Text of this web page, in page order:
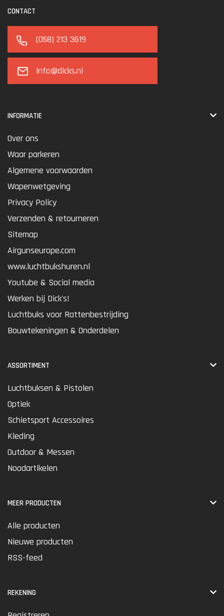
CONTACT
(058) 213 3619
info@dicks.nl
INFORMATIE
Over ons
Waar parkeren
Algemene voorwaarden
Wapenwetgeving
Privacy Policy
Verzenden & retourneren
Sitemap
Airgunseurope.com
www.luchtbukshuren.nl
Youtube & Social media
Werken bij Dick's!
Luchtbuks voor Rattenbestrijding
Bouwtekeningen & Onderdelen
ASSORTIMENT
Luchtbuksen & Pistolen
Optiek
Schietsport Accessoires
Kleding
Outdoor & Messen
Noodartikelen
MEER PRODUCTEN
Alle producten
Nieuwe producten
RSS-feed
REKENING